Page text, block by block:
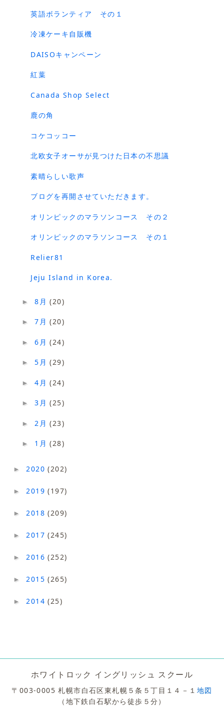
英語ボランティア その１
冷凍ケーキ自販機
DAISOキャンペーン
紅葉
Canada Shop Select
鹿の角
コケコッコー
北欧女子オーサが見つけた日本の不思議
素晴らしい歌声
ブログを再開させていただきます。
オリンピックのマラソンコース その２
オリンピックのマラソンコース その１
Relier81
Jeju Island in Korea.
►8月(20)
►7月(20)
►6月(24)
►5月(29)
►4月(24)
►3月(25)
► 2月(23)
► 1月(28)
►2020(202)
►2019(197)
►2018(209)
►2017(245)
►2016(252)
►2015(265)
►2014(25)
ホワイトロック イングリッシュ スクール
〒003-0005 札幌市白石区東札幌５条５丁目１４－１ 地図
（地下鉄白石駅から徒歩５分）